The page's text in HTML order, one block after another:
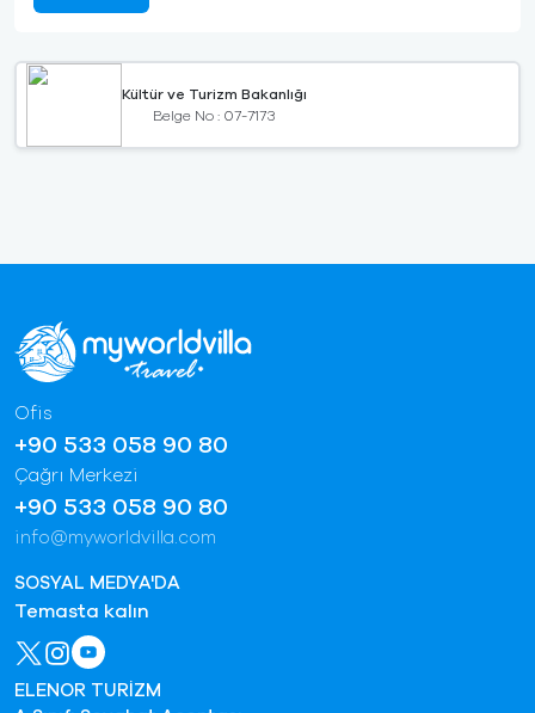
Kültür ve Turizm Bakanlığı
Belge No : 07-7173
Ofis
+90 533 058 90 80
Çağrı Merkezi
+90 533 058 90 80
info@myworldvilla.com
SOSYAL MEDYA'DA
Temasta kalın
ELENOR TURİZM